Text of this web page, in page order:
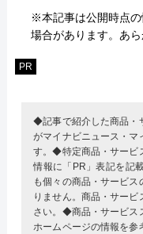
※本記事は公開時点
場合があります。あ
PR
◆記事で紹介した商品・
がマイナビニュース・マ
す。◆特定商品・サービ
情報に「PR」表記を記
も個々の商品・サービ
りません。商品・サー
さい。◆商品・サービス
ホームページの情報を